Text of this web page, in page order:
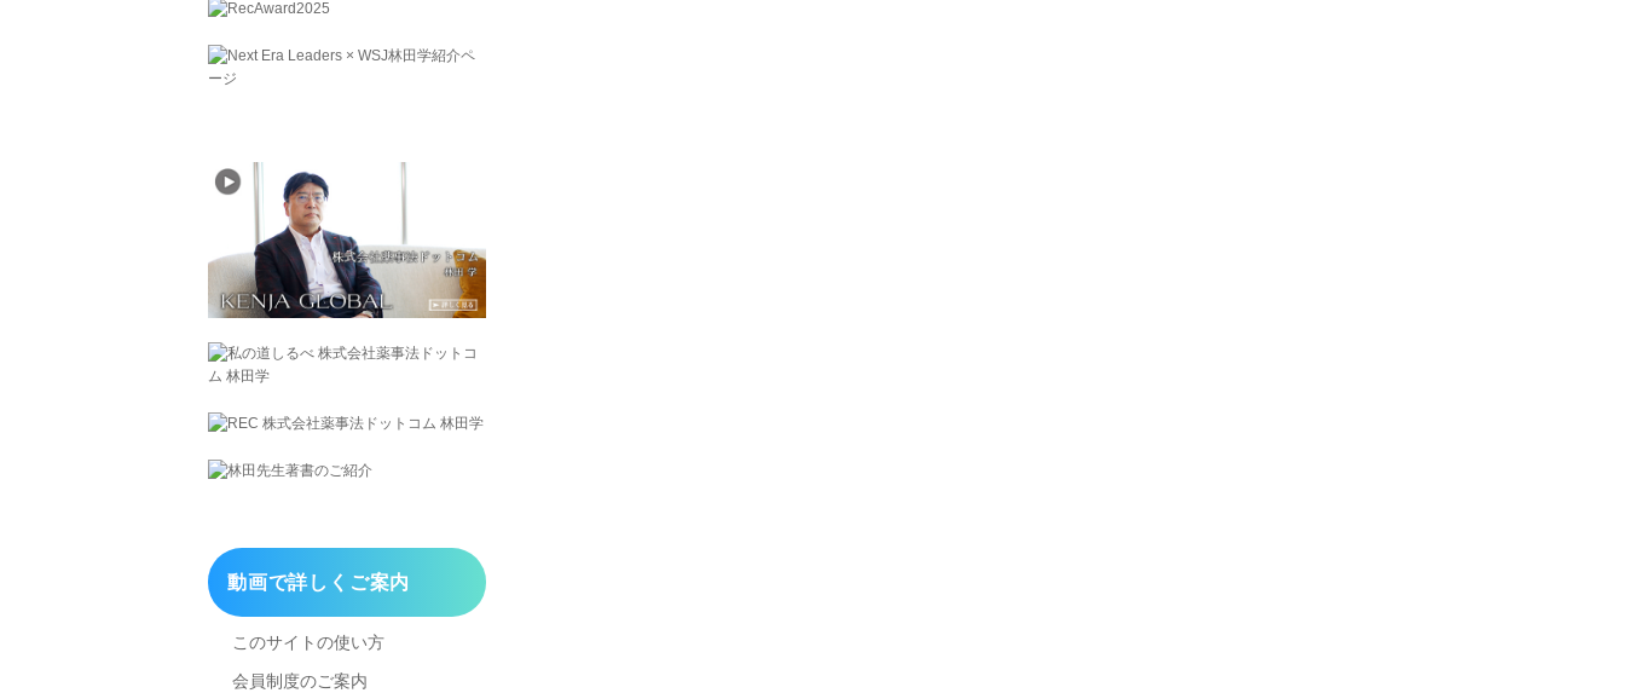
動画で詳しくご案内
このサイトの使い方
会員制度のご案内